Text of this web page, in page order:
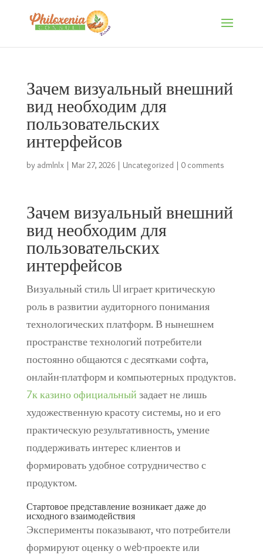
Зачем визуальный внешний
вид необходим для
пользовательских
интерфейсов
by admlnlx| Mar 27, 2026| Uncategorized | 0 comments
Зачем визуальный внешний
вид необходим для
пользовательских
интерфейсов
Визуальный стиль UI играет критическую
роль в развитии аудиторного понимания
технологических платформ. В нынешнем
пространстве технологий потребители
постоянно общаются с десятками софта,
онлайн-платформ и компьютерных продуктов.
7к казино официальный задает не лишь
художественную красоту системы, но и его
практическую результативность, умение
поддерживать интерес клиентов и
формировать удобное сотрудничество с
продуктом.
Стартовое представление возникает даже до
исходного взаимодействия
Эксперименты показывают, что потребители
формируют оценку о web-проекте или